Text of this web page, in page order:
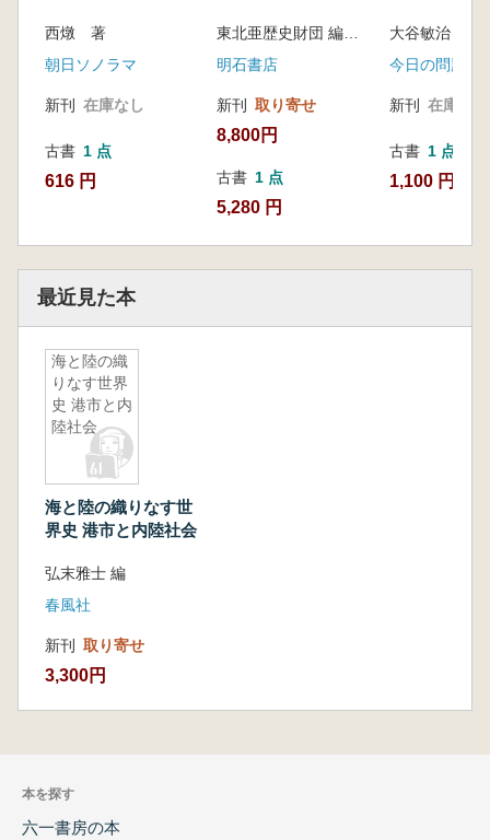
西燉 著
朝日ソノラマ
新刊 在庫なし
古書 1 点
616 円
明石書店
新刊 取り寄せ
8,800円
古書 1 点
5,280 円
大谷敏治 著
今日の問題社
新刊 在庫なし
古書 1 点
1,100 円
最近見た本
海と陸の織
りなす世界
史 港市と内
陸社会
海と陸の織りなす世
界史 港市と内陸社会
弘末雅士 編
春風社
新刊 取り寄せ
3,300円
本を探す
六一書房の本